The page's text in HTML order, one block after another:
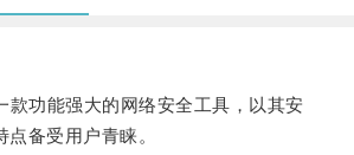
功能强大的网络安全工具，以其安
备受用户青睐。